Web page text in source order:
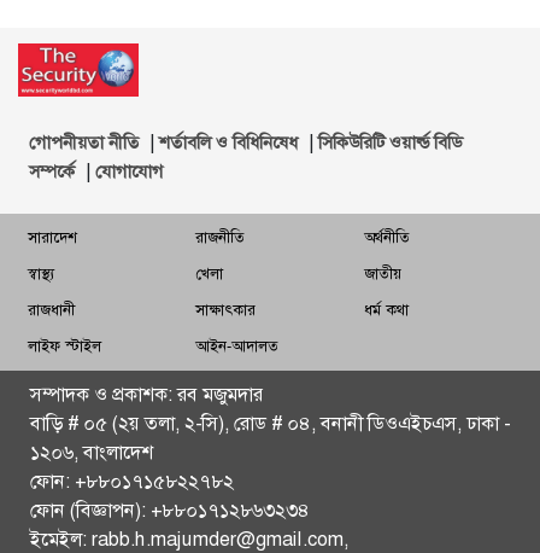
সাহাবুদ্দিন
সেমিকন্ডাক্টর শিল্পের লক্ষ্য পূরণে সক্ষম হবে বাংলাদেশ:
প্রধানমন্ত্রী
আলোচনায় ইরান আগের চেয়ে ‘বেশি আন্তরিক’: ট্রাম্প
ভারতে ক্ষুব্ধ তরুণদের হাতে মার খাচ্ছে ‘গোদি মিডিয়ার’
সাংবাদিকরা
কাফরুলে দুর্বৃত্তদের এলোপাতাড়ি গুলিতে যুবদল কর্মী নিহত,
আহত ২
বায়ু ও শব্দদূষণ রোধে কঠোর পদক্ষেপের নির্দেশ প্রধানমন্ত্রীর
‘ঢাকা-চট্টগ্রামসহ গুরুত্বপূর্ণ রুটে চলবে চীনের বুলেট ট্রেন’
খুলে দেওয়া হয়েছে কাপ্তাই বাঁধের ১৬ জলকপাট
গোপনীয়তা নীতি |শর্তাবলি ও বিধিনিষেধ |সিকিউরিটি ওয়ার্ল্ড বিডি
সম্পর্কে | যোগাযোগ
সারাদেশ রাজনীতি
অর্থনীতি
স্বাস্থ্য
খেলা
জাতীয়
রাজধানী
সাক্ষাৎকার
ধর্ম কথা
লাইফ স্টাইল
আইন-আদালত
সম্পাদক ও প্রকাশক: রব মজুমদার
বাড়ি # ০৫ (২য় তলা, ২-সি), রোড # ০৪, বনানী ডিওএইচএস, ঢাকা -
১২০৬, বাংলাদেশ
ফোন: +৮৮০১৭১৫৮২২৭৮২
ফোন (বিজ্ঞাপন): +৮৮০১৭১২৮৬৩২৩৪
ইমেইল: rabb.h.majumder@gmail.com,